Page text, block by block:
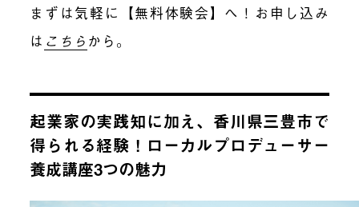
まずは気軽に【無料体験会】へ！お申し込み
は こちら から。
起業家の実践知に加え、香川県三豊市で
得られる経験！ローカルプロデューサー
養成講座3つの魅力